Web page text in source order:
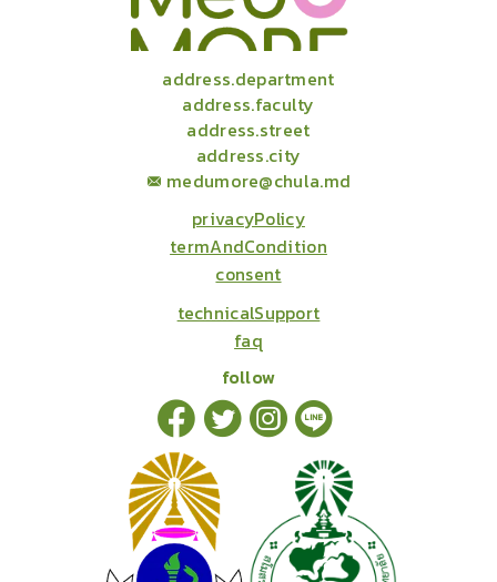
address.department
address.faculty
address.street
address.city
medumore@chula.md
privacyPolicy
termAndCondition
consent
technicalSupport
faq
follow